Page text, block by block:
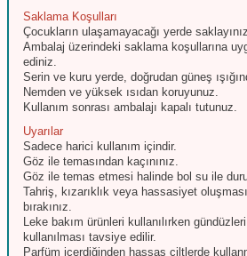
Saklama Koşulları
Çocukların ulaşamayacağı yerde saklayınız.
Ambalaj üzerindeki saklama koşullarına
ediniz.
Serin ve kuru yerde, doğrudan güneş
Nemden ve yüksek ısıdan koruyunuz.
Kullanım sonrası ambalajı kapalı tutunuz.
Uyarılar
Sadece harici kullanım içindir.
Göz ile temasından kaçınınız.
Göz ile temas etmesi halinde bol su ile
Tahriş, kızarıklık veya hassasiyet
bırakınız.
Leke bakım ürünleri kullanılırken
kullanılması tavsiye edilir.
Parfüm içerdiğinden hassas ciltlerde